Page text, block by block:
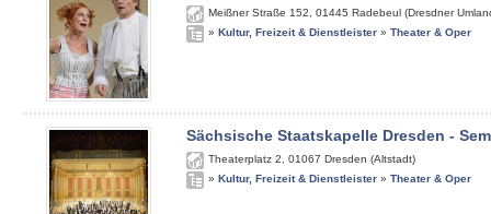
Meißner Straße 152 01445 Radebeul (Dresdner
» Kultur, Freizeit & Dienstleister » Theater & Oper
Sächsische Staatskapelle Dresden -
Theaterplatz 2 01067 Dresden (Altstadt)
» Kultur, Freizeit & Dienstleister » Theater & Oper